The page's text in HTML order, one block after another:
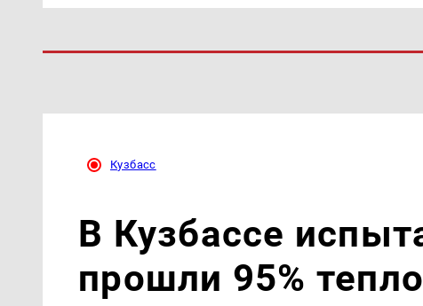
Кузбасс
В Кузбассе
прошли 95%